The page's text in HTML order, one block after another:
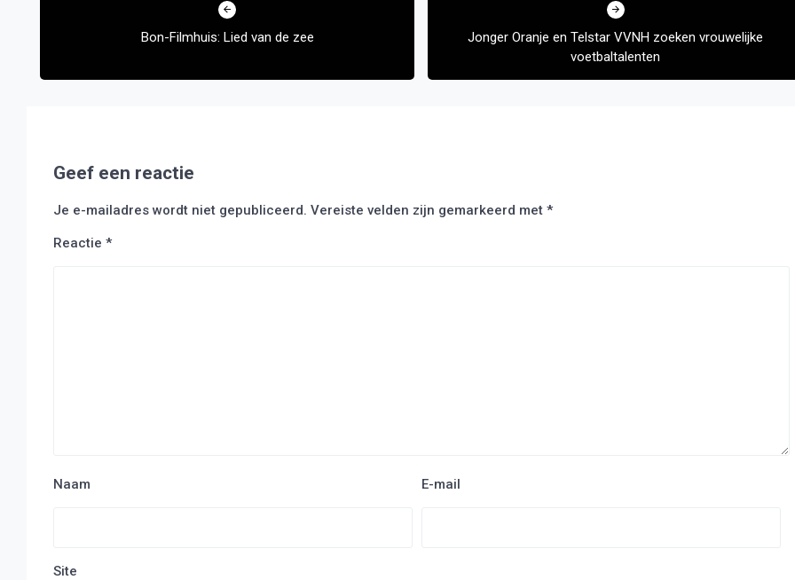
Bon-Filmhuis: Lied van de zee
Jonger Oranje en Telstar VVNH zoeken vrouwelijke
voetbaltalenten
Geef een reactie
Je e-mailadres wordt niet gepubliceerd. Vereiste velden zijn gemarkeerd met *
Reactie *
Naam E-mail
Site